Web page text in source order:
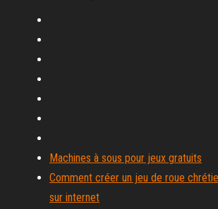
Machines à sous pour jeux gratuits
Comment créer un jeu de roue
sur internet